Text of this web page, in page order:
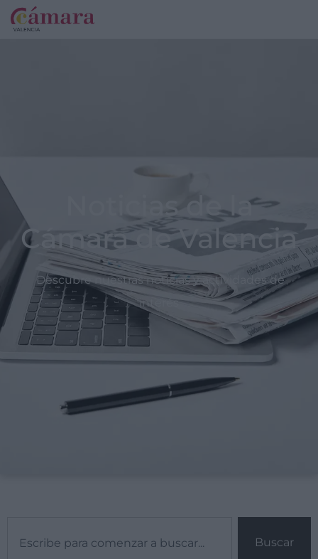
Noticias de la
Cámara de Valencia
Descubre nuestras noticias y actividades de
interés
Buscar